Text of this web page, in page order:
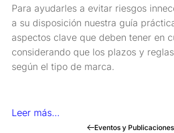
Eventos y Publicaciones
Para ayudarles a evitar riesgos
a su disposición nuestra guía
aspectos clave que deben tener en
considerando que los plazos y
según el tipo de marca.
Leer más…